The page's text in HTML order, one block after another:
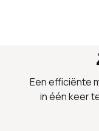
Een efficiënte
in één keer